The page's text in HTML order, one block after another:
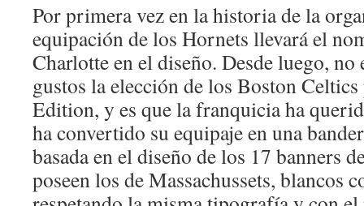
Por primera vez en la historia de la
equipación de los Hornets llevará el
Charlotte en el diseño. Desde luego, no
gustos la elección de los Boston
Edition, y es que la franquicia ha
ha convertido su equipaje en una
basada en el diseño de los 17 banners
poseen los de Massachussets, blancos